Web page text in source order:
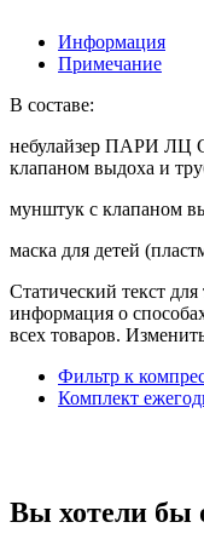
Информация
Примечание
В составе:
небулайзер ПАРИ ЛЦ
клапаном выдоха и
мунштук с клапаном
маска для детей
Статический текст
информация о
всех товаров.
Фильтр к
Комплект
Вы хотели бы